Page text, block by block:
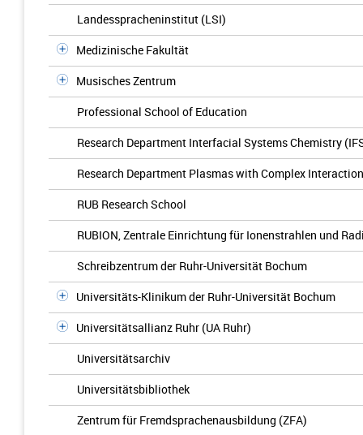
Landesspracheninstitut (LSI)
Medizinische Fakultät
Musisches Zentrum
Professional School of Education
Research Department Interfacial Systems Chemistry
Research Department Plasmas with Complex
RUB Research School
RUBION, Zentrale Einrichtung für Ionenstrahlen und
Schreibzentrum der Ruhr-Universität Bochum
Universitäts-Klinikum der Ruhr-Universität Bochum
Universitätsallianz Ruhr (UA Ruhr)
Universitätsarchiv
Universitätsbibliothek
Zentrum für Fremdsprachenausbildung (ZFA)